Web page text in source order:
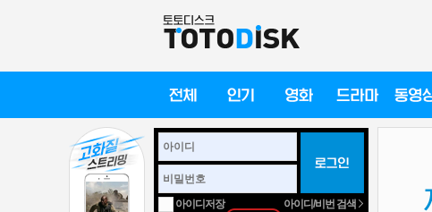
아이디저장 아이디/비번 검색